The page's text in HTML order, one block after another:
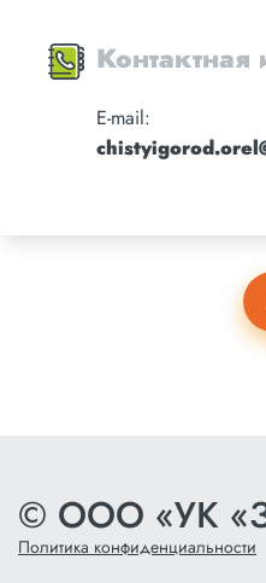
Дмитровский район
Должанский район
Знаменский район
Колпнянский район
Корсаковский район
E-mail:
© ООО «УК
Политика конфиденциальности